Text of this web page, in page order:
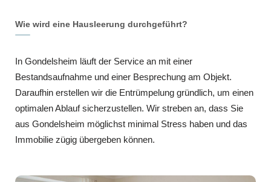
Wie wird eine Hausleerung durchgeführt?
In Gondelsheim läuft der Service an mit einer
Bestandsaufnahme und einer Besprechung am Objekt.
Daraufhin erstellen wir die Entrümpelung gründlich, um einen
optimalen Ablauf sicherzustellen. Wir streben an, dass Sie
aus Gondelsheim möglichst minimal Stress haben und das
Immobilie zügig übergeben können.